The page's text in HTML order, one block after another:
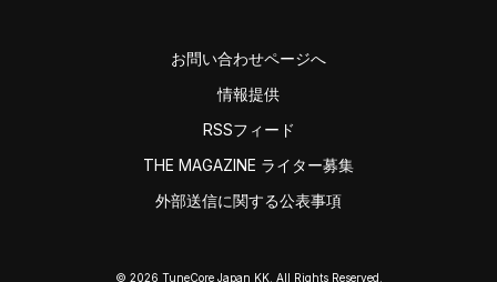
お問い合わせページへ
情報提供
RSSフィード
THE MAGAZINE ライター募集
外部送信に関する公表事項
© 2026 TuneCore Japan KK. All Rights Reserved.